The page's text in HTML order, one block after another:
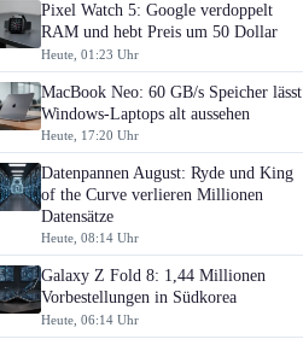
Pixel Watch 5: Google verdoppelt
RAM und hebt Preis um 50 Dollar
Heute, 01:23 Uhr
MacBook Neo: 60 GB/s Speicher lässt
Windows-Laptops alt aussehen
Heute, 17:20 Uhr
Datenpannen August: Ryde und King
of the Curve verlieren Millionen
Datensätze
Heute, 08:14 Uhr
Galaxy Z Fold 8: 1,44 Millionen
Vorbestellungen in Südkorea
Heute, 06:14 Uhr